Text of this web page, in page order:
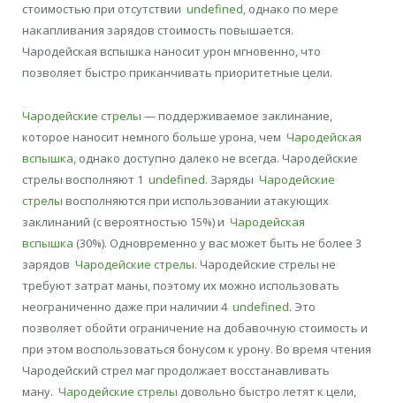
стоимостью при отсутствии undefined, однако по мере
накапливания зарядов стоимость повышается.
Чародейская вспышка наносит урон мгновенно, что
позволяет быстро приканчивать приоритетные цели.
Чародейские стрелы — поддерживаемое заклинание,
которое наносит немного больше урона, чем Чародейская
вспышка , однако доступно далеко не всегда. Чародейские
стрелы восполняют 1 undefined. Заряды Чародейские
стрелы восполняются при использовании атакующих
заклинаний (с вероятностью 15%) и Чародейская
вспышка (30%). Одновременно у вас может быть не более 3
зарядов Чародейские стрелы. Чародейские стрелы не
требуют затрат маны, поэтому их можно использовать
неограниченно даже при наличии 4 undefined. Это
позволяет обойти ограничение на добавочную стоимость и
при этом воспользоваться бонусом к урону. Во время чтения
Чародейский стрел маг продолжает восстанавливать
ману. Чародейские стрелы довольно быстро летят к цели,